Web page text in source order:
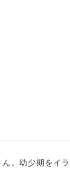
。幼少期をイ